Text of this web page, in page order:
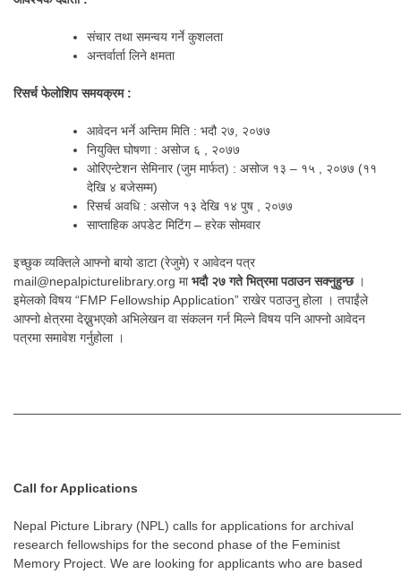
संचार तथा समन्वय गर्ने कुशलता
अन्तर्वार्ता लिने क्षमता
रिसर्च फेलोशिप समयक्रम :
आवेदन भर्ने अन्तिम मिति : भदौ २७, २०७७
नियुक्ति घोषणा : असोज ६ , २०७७
ओरिएन्टेशन सेमिनार (जुम मार्फत) : असोज १३ – १५ , २०७७ (११
देखि ४ बजेसम्म)
रिसर्च अवधि : असोज १३ देखि १४ पुष , २०७७
साप्ताहिक अपडेट मिटिंग – हरेक सोमवार
इच्छुक व्यक्तिले आफ्नो बायो डाटा (रेजुमे) र आवेदन पत्र
mail@nepalpicturelibrary.org माभदौ २७ गते भित्रमा पठाउन सक्नुहुन्छ।
इमेलको विषय “FMP Fellowship Application” राखेर पठाउनु होला । तपाईंले
आफ्नो क्षेत्रमा देख्नुभएको अभिलेखन वा संकलन गर्न मिल्ने विषय पनि आफ्नो आवेदन
पत्रमा समावेश गर्नुहोला ।
Call for Applications
Nepal Picture Library (NPL) calls for applications for archival
research fellowships for the second phase of the Feminist
Memory Project. We are looking for applicants who are based